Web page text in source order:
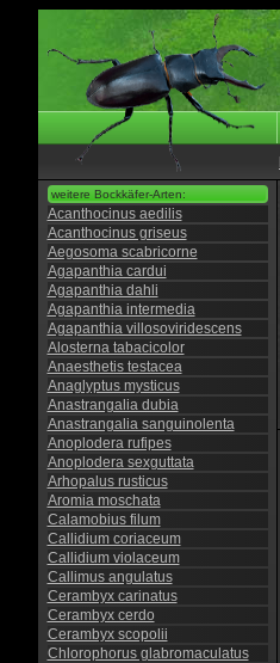
weitere Bockkäfer-Arten:
Acanthocinus aedilis
Acanthocinus griseus
Aegosoma scabricorne
Agapanthia cardui
Agapanthia dahli
Agapanthia intermedia
Agapanthia villosoviridescens
Alosterna tabacicolor
Anaesthetis testacea
Anaglyptus mysticus
Anastrangalia dubia
Anastrangalia sanguinolenta
Anoplodera rufipes
Anoplodera sexguttata
Arhopalus rusticus
Aromia moschata
Calamobius filum
Callidium coriaceum
Callidium violaceum
Callimus angulatus
Cerambyx carinatus
Cerambyx cerdo
Cerambyx scopolii
Chlorophorus glabromaculatus